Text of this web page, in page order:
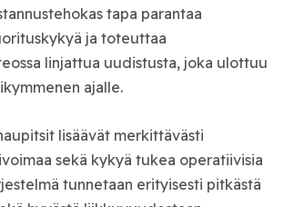
tapa parantaa
ja toteuttaa
linjattua uudistusta, joka ulottuu
ajalle.
lisäävät merkittävästi
sekä kykyä tukea operatiivisia
tunnetaan erityisesti pitkästä